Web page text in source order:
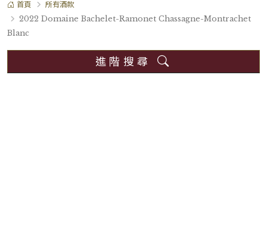
首頁
所有酒款
2022 Domaine Bachelet-Ramonet Chassagne-Montrachet
Blanc
進階搜尋